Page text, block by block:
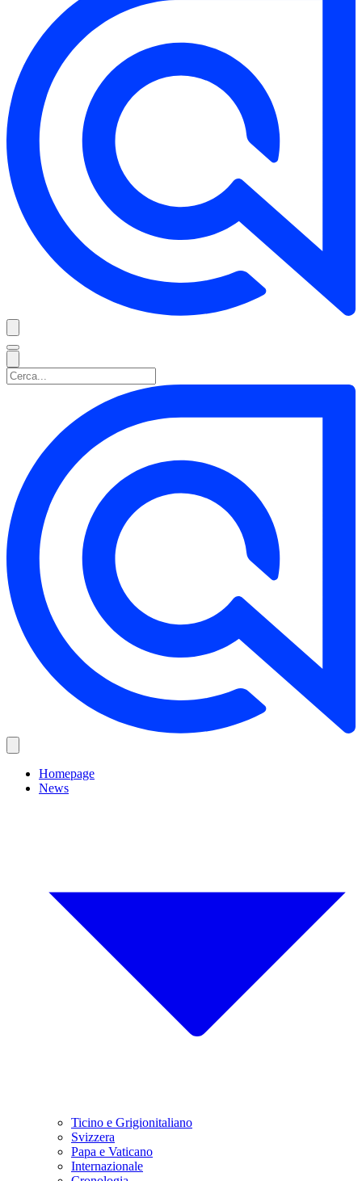
Homepage
News
Ticino e Grigionitaliano
Svizzera
Papa e Vaticano
Internazionale